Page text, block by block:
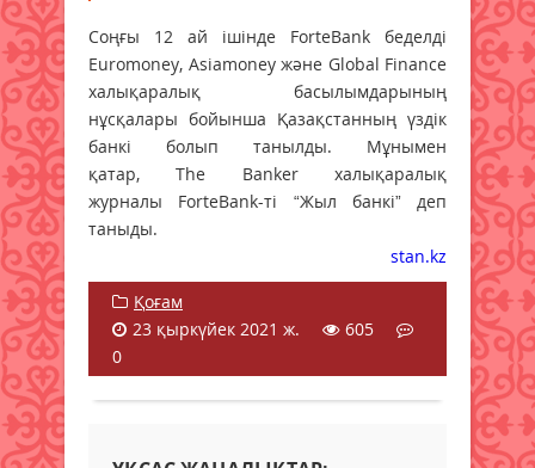
Соңғы 12 ай ішінде ForteBank беделді
Euromoney, Asiamoney және Global Finance
халықаралық басылымдарының
нұсқалары бойынша Қазақстанның үздік
банкі болып танылды. Мұнымен
қатар, The Banker халықаралық
журналы ForteBank-ті “Жыл банкі” деп
таныды.
stan.kz
Қоғам
23 қыркүйек 2021 ж.
605
0